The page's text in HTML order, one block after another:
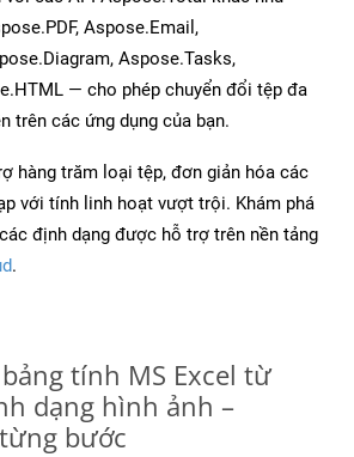
Aspose.Email,
Aspose.Tasks,
— cho phép chuyển đổi tệp đa
trên các ứng dụng của bạn.
hàng trăm loại tệp, đơn giản hóa các
với tính linh hoạt vượt trội. Khám phá
định dạng được hỗ trợ trên nền tảng
.
tính MS Excel từ
dạng hình ảnh –
bước